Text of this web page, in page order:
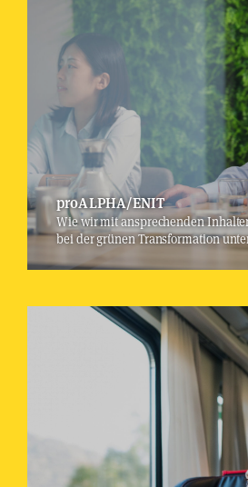
Wie wir mit ansprechenden
bei der grünen Transformation
proALPHA/ENIT